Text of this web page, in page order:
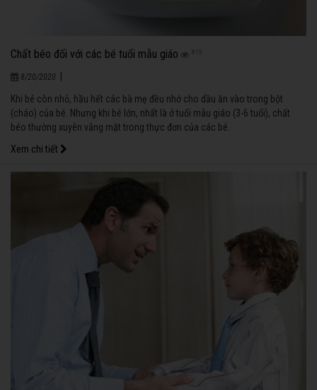
Chất béo đối với các bé tuổi mẫu giáo 815
8/20/2020
Khi bé còn nhỏ, hầu hết các bà mẹ đều nhớ cho dầu ăn vào trong bột
(cháo) của bé. Nhưng khi bé lớn, nhất là ở tuổi mẫu giáo (3-6 tuổi), chất
béo thường xuyên vắng mặt trong thực đơn của các bé.
Xem chi tiết